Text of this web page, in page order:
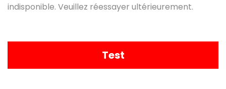
indisponible. Veuillez réessayer ultérieurement.
Test